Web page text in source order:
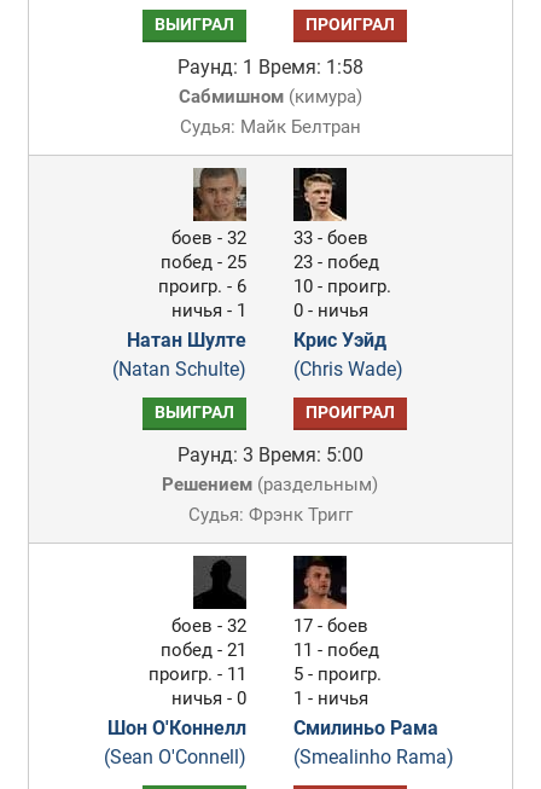
ВЫИГРАЛ ПРОИГРАЛ
Раунд: 1 Время: 1:58
Сабмишном(кимура)
Судья: Майк Белтран
боев - 32
побед - 25
проигр. - 6
ничья - 1
Натан Шулте
(Natan Schulte)
33 - боев
23 - побед
10 - проигр.
0 - ничья
Крис Уэйд
(Chris Wade)
ВЫИГРАЛ ПРОИГРАЛ
Раунд: 3 Время: 5:00
Решением (раздельным)
Судья: Фрэнк Тригг
боев - 32
побед - 21
проигр. - 11
ничья - 0
Шон О'Коннелл
(Sean O'Connell)
17 - боев
11 - побед
5 - проигр.
1 - ничья
Смилиньо Рама
(Smealinho Rama)